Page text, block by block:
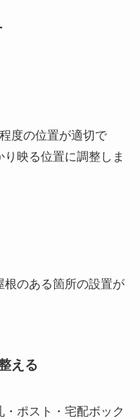
度の位置が適切で
映る位置に調整しま
のある箇所の設置が
える
ポスト・宅配ボック